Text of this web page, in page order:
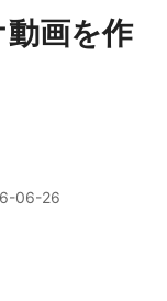
画を作
06-26